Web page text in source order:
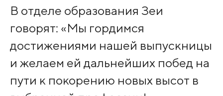
В отделе образования Зеи
говорят: «Мы гордимся
достижениями нашей выпускницы
и желаем ей дальнейших побед на
пути к покорению новых высот в